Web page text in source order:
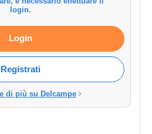
login.
Login
Registrati
di più su Delcampe